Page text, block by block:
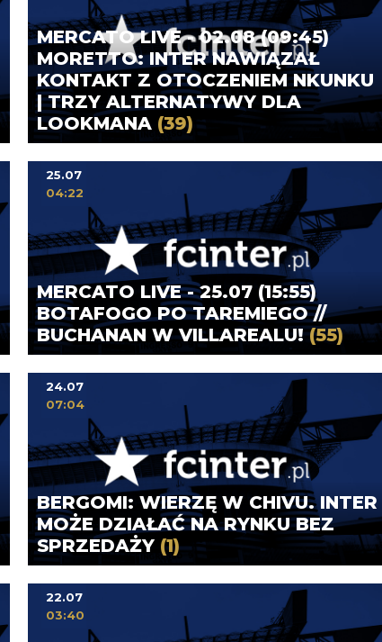
MERCATO LIVE - 02.08 (09:45)
MORETTO: INTER NAWIĄZAŁ
KONTAKT Z OTOCZENIEM NKUNKU
| TRZY ALTERNATYWY DLA
LOOKMANA (39)
MERCATO LIVE - 25.07 (15:55)
BOTAFOGO PO TAREMIEGO //
BUCHANAN W VILLAREALU!(55)
25.07
04:22
BERGOMI: WIERZĘ W CHIVU. INTER
MOŻE DZIAŁAĆ NA RYNKU BEZ
SPRZEDAŻY (1)
24.07
07:04
22.07
03:40